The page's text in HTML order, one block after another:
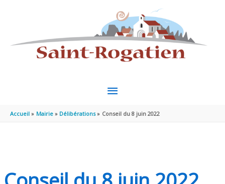
MENU
PRINCIPAL
Accueil Mairie Délibérations Conseil du 8 juin 2022